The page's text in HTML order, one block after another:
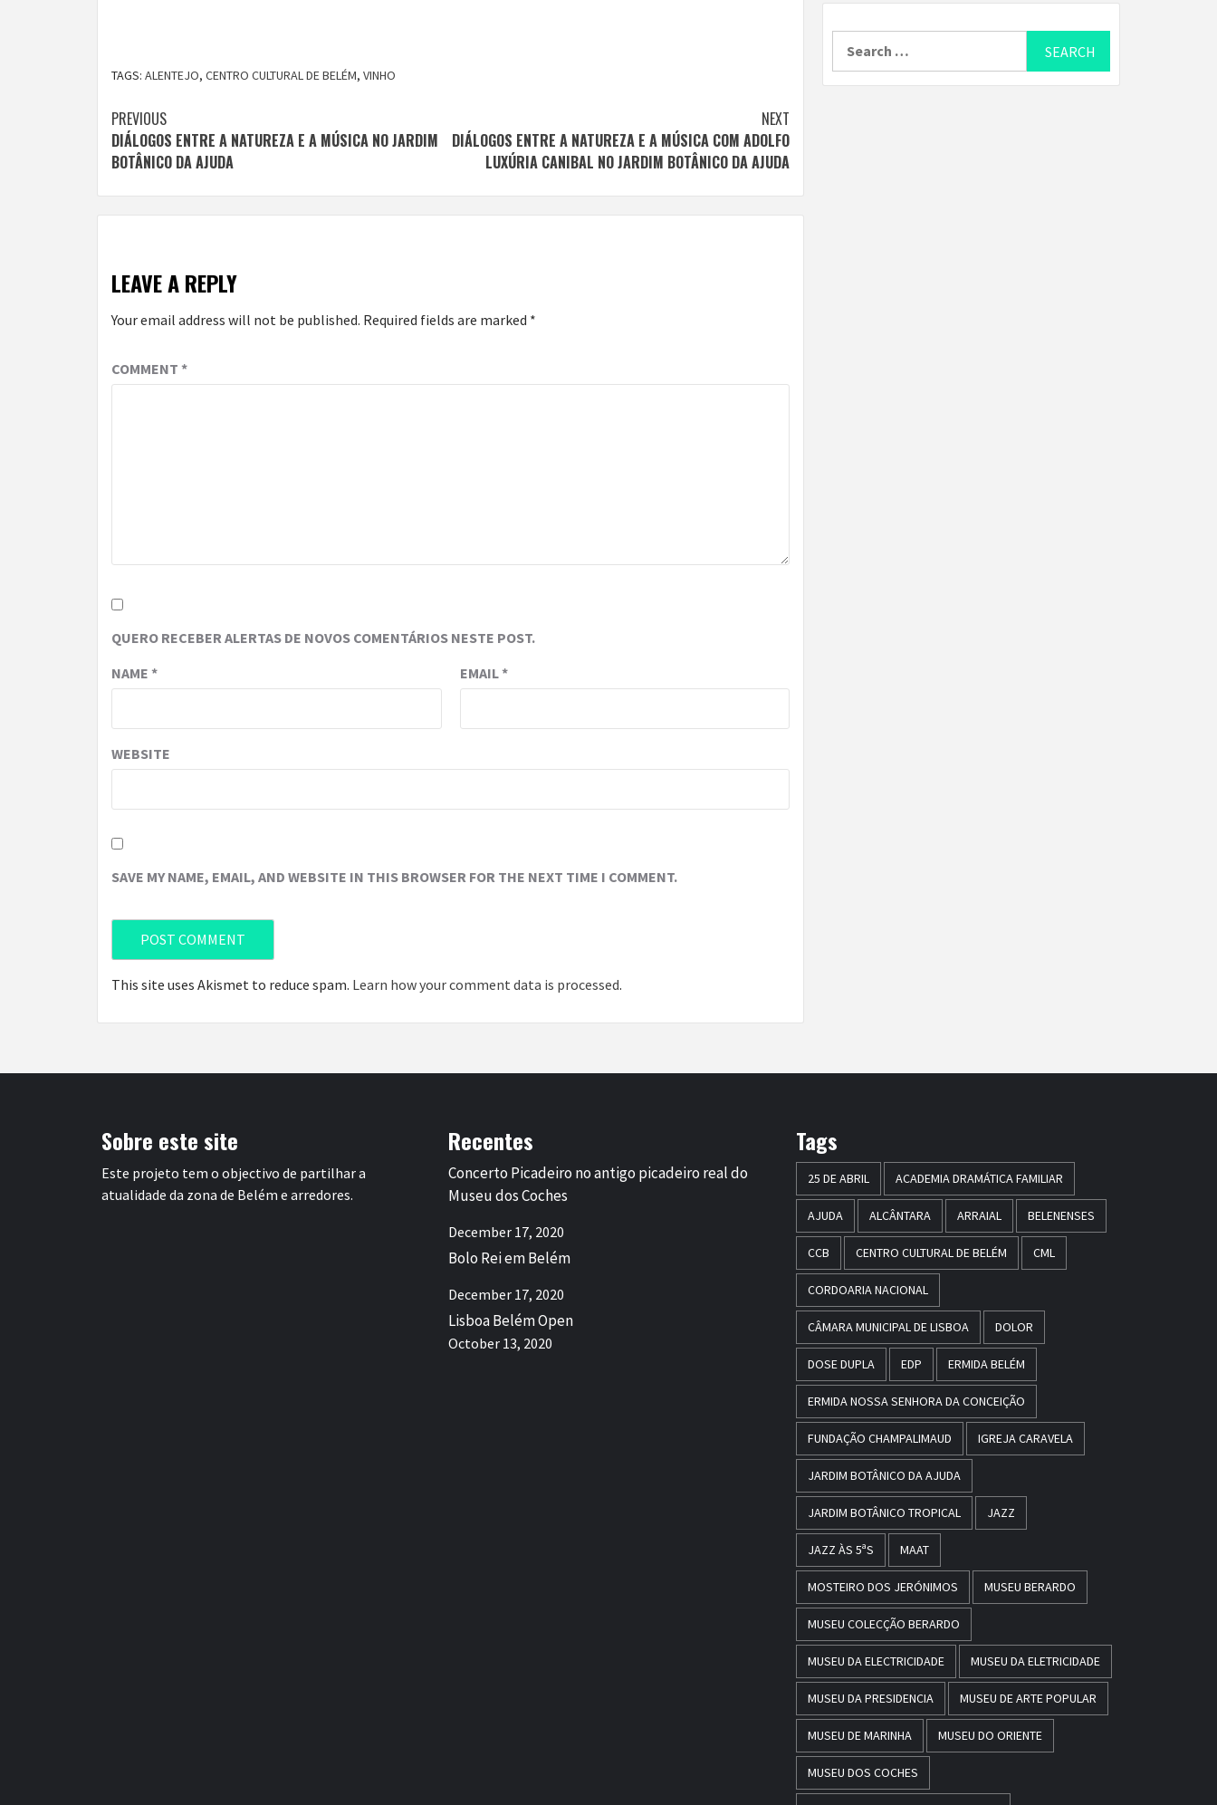
TAGS: ALENTEJO, CENTRO CULTURAL DE BELÉM, VINHO
Continue
Reading
PREVIOUS
DIÁLOGOS ENTRE A NATUREZA E A MÚSICA NO JARDIM
BOTÂNICO DA AJUDA
NEXT
DIÁLOGOS ENTRE A NATUREZA E A MÚSICA COM ADOLFO
LUXÚRIA CANIBAL NO JARDIM BOTÂNICO DA AJUDA
LEAVE A REPLY
Your email address will not be published. Required fields are marked *
COMMENT *
QUERO RECEBER ALERTAS DE NOVOS COMENTÁRIOS NESTE POST.
NAME * EMAIL*
WEBSITE
SAVE MY NAME, EMAIL, AND WEBSITE IN THIS BROWSER FOR THE NEXT TIME I COMMENT.
This site uses Akismet to reduce spam. Learn how your comment data is processed.
Sobre este site
Este projeto tem o objectivo de partilhar a
atualidade da zona de Belém e arredores.
Recentes
Concerto Picadeiro no antigo picadeiro real do
Museu dos Coches
December 17, 2020
Bolo Rei em Belém
December 17, 2020
Lisboa Belém Open
October 13, 2020
Tags
25 DE ABRIL ACADEMIA DRAMÁTICA FAMILIAR
AJUDA ALCÂNTARA ARRAIAL BELENENSES
CCB CENTRO CULTURAL DE BELÉM CML
CORDOARIA NACIONAL
CÂMARA MUNICIPAL DE LISBOA DOLOR
DOSE DUPLA EDP ERMIDA BELÉM
ERMIDA NOSSA SENHORA DA CONCEIÇÃO
FUNDAÇÃO CHAMPALIMAUD IGREJA CARAVELA
JARDIM BOTÂNICO DA AJUDA
JARDIM BOTÂNICO TROPICAL JAZZ
JAZZ ÀS 5ªS MAAT
MOSTEIRO DOS JERÓNIMOS MUSEU BERARDO
MUSEU COLECÇÃO BERARDO
MUSEU DA ELECTRICIDADE MUSEU DA ELETRICIDADE
MUSEU DA PRESIDENCIA MUSEU DE ARTE POPULAR
MUSEU DE MARINHA MUSEU DO ORIENTE
MUSEU DOS COCHES